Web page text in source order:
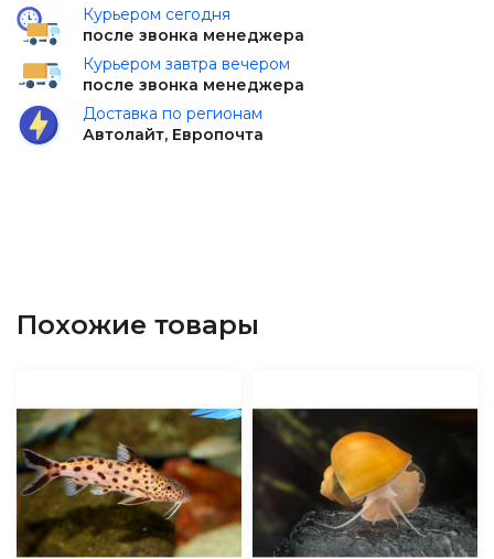
Курьером сегодня
после звонка менеджера
Курьером завтра вечером
после звонка менеджера
Доставка по регионам
Автолайт, Европочта
Похожие товары